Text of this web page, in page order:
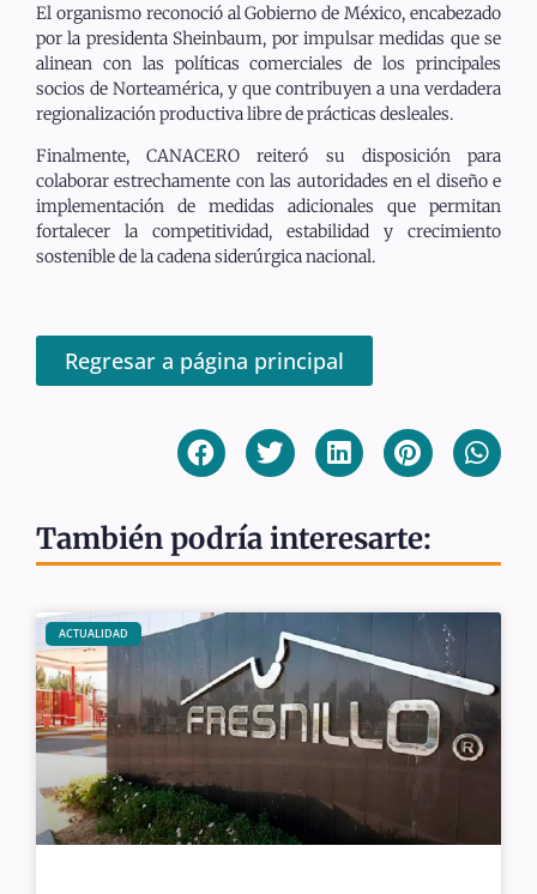
El organismo reconoció al Gobierno de México, encabezado
por la presidenta Sheinbaum, por impulsar medidas que se
alinean con las políticas comerciales de los principales
socios de Norteamérica, y que contribuyen a una verdadera
regionalización productiva libre de prácticas desleales.
Finalmente, CANACERO reiteró su disposición para
colaborar estrechamente con las autoridades en el diseño e
implementación de medidas adicionales que permitan
fortalecer la competitividad, estabilidad y crecimiento
sostenible de la cadena siderúrgica nacional.
Regresar a página principal
También podría interesarte:
ACTUALIDAD